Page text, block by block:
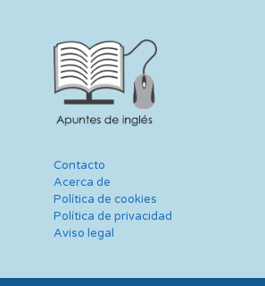
Contacto
Acerca de
Política de cookies
Política de privacidad
Aviso legal